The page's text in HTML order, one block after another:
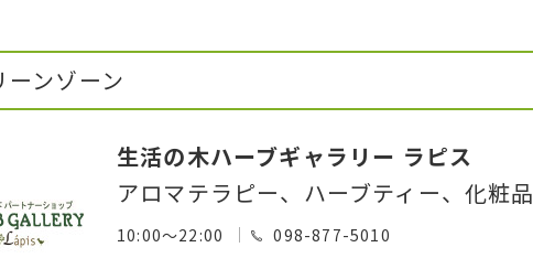
ーンゾーン
生活の木ハーブギャラリー ラピス
アロマテラピー、ハーブティー、化粧品
10:00～22:00 098-877-5010